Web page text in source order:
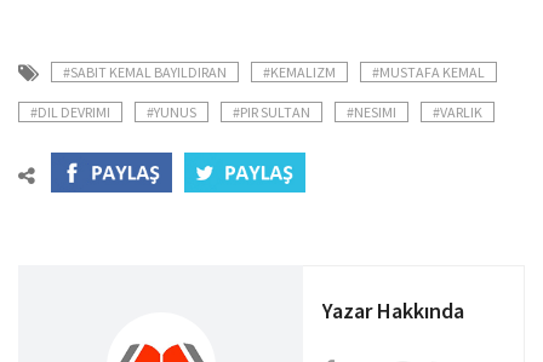
#SABIT KEMAL BAYILDIRAN #KEMALIZM #MUSTAFA KEMAL
#DIL DEVRIMI #YUNUS #PIR SULTAN #NESIMI #VARLIK
Yazar Hakkında